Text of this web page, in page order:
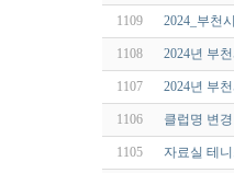
1109 2024_부천
1108 2024년 부
1107 2024년 부
1106 클럽명 변
1105 자료실 테